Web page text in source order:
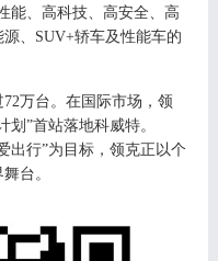
能、高科技、高安全、高
、SUV+轿车及性能车的
72万台。在国际市场，领
划”首站落地科威特。
出行”为目标，领克正以个
台。